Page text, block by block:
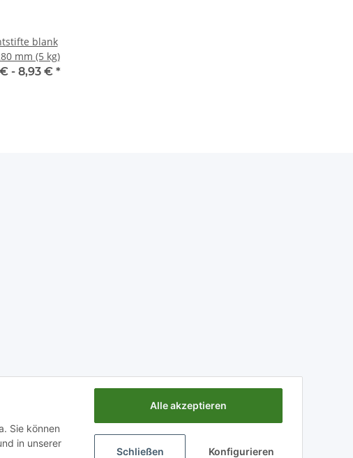
blank
mm (5 kg)
- 8,93 € *
Sie können
in unserer
Alle akzeptieren
Schließen Konfigurieren